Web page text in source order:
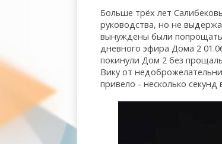
Больше трёх лет
руководства, но не
вынуждены были
дневного эфира Дома 2
покинули Дом 2 без
Вику от
привело - несколько